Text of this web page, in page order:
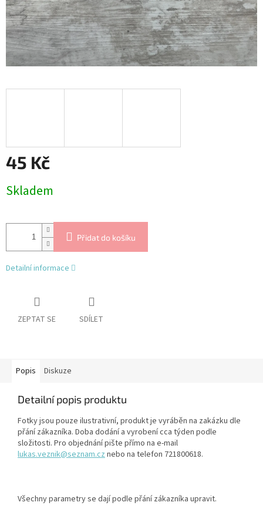
45 Kč
cena:
Skladem
Přidat do košíku
Detailní informace
ZEPTAT SE SDÍLET
Popis Diskuze
Detailní popis produktu
Fotky jsou pouze ilustrativní, produkt je vyráběn na zakázku dle
přání zákazníka. Doba dodání a vyrobení cca týden podle
složitosti. Pro objednání pište přímo na e-mail
lukas.veznik@seznam.cznebo na telefon 721800618.
Všechny parametry se dají podle přání zákazníka upravit.